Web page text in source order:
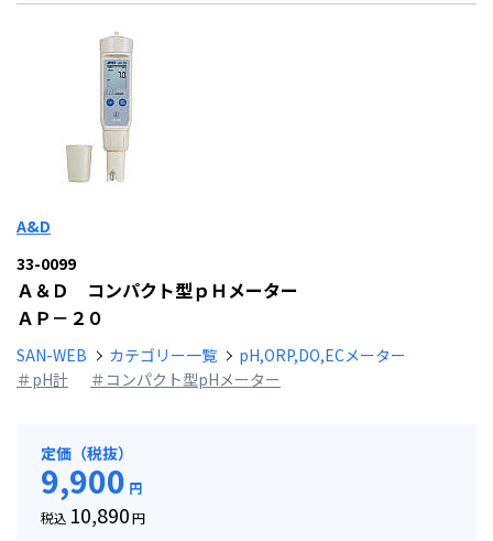
A&D
33-0099
Ａ＆Ｄ コンパクト型ｐＨメーター
ＡＰ－２０
SAN-WEB カテゴリー一覧
pH,ORP,DO,ECメーター
＃pH計
＃コンパクト型pHメーター
定価（税抜）
9,900 円
税込 10,890円